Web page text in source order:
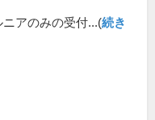
アのみの受付...(続き